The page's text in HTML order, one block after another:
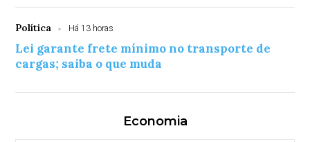
Política Há 13 horas
Lei garante frete mínimo no transporte de
cargas; saiba o que muda
Economia